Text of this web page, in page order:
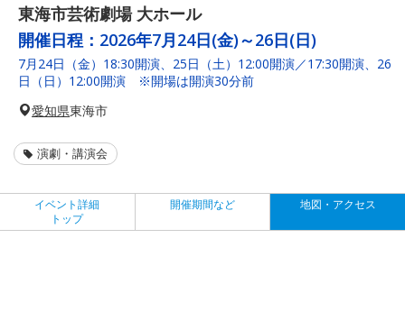
東海市芸術劇場 大ホール
開催日程： 2026年7月24日(金)～26日(日)
7月24日（金）18:30開演、25日（土）12:00開演／17:30開演、26
日（日）12:00開演 ※開場は開演30分前
愛知県東海市
演劇・講演会
イベント詳細
トップ
開催期間など 地図・アクセス